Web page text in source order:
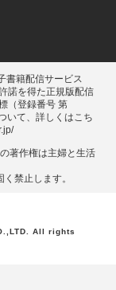
書籍配信サービス
諾を得た正規版配信
（登録番号 第
いて、詳しくはこち
著作権は主婦と⽣活
禁⽌します。
All rights